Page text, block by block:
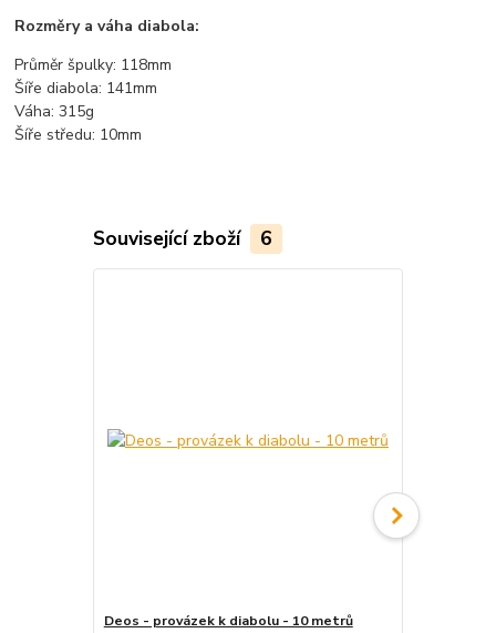
Rozměry a váha diabola:
Průměr špulky: 118mm
Šíře diabola: 141mm
Váha: 315g
Šíře středu: 10mm
Související zboží 6
Deos - provázek k diabolu - 10 metrů